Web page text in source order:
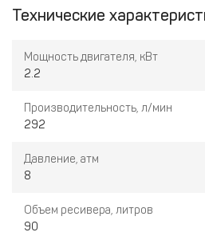
Технические
Мощность двигателя, кВт
2.2
Производительность, л/мин
292
Давление, атм
8
Объем ресивера, литров
90